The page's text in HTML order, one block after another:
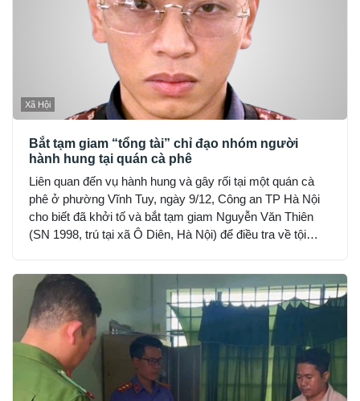
Xã Hội
Bắt tạm giam “tổng tài” chỉ đạo nhóm người
hành hung tại quán cà phê
Liên quan đến vụ hành hung và gây rối tại một quán cà
phê ở phường Vĩnh Tuy, ngày 9/12, Công an TP Hà Nội
cho biết đã khởi tố và bắt tạm giam Nguyễn Văn Thiên
(SN 1998, trú tại xã Ô Diên, Hà Nội) để điều tra về tội